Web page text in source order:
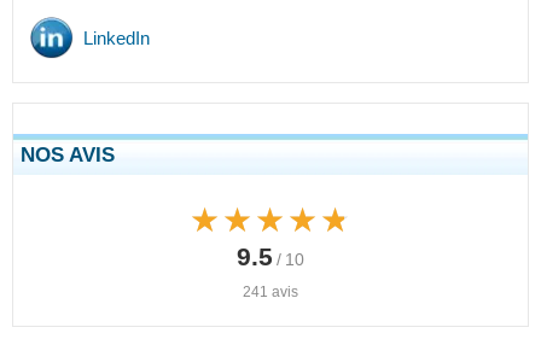
LinkedIn
NOS AVIS
★★★★★
★★★★★
9.5 / 10
241 avis